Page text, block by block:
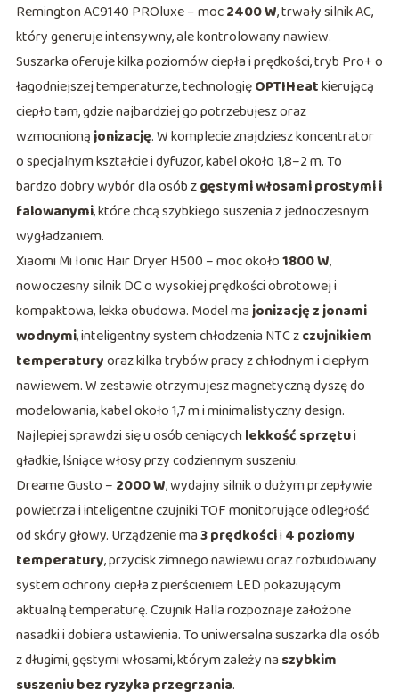
Remington AC9140 PROluxe – moc2400 W, trwały silnik AC,
który generuje intensywny, ale kontrolowany nawiew.
Suszarka oferuje kilka poziomów ciepła i prędkości, tryb Pro+ o
łagodniejszej temperaturze, technologięOPTIHeatkierującą
ciepło tam, gdzie najbardziej go potrzebujesz oraz
wzmocnionąjonizację. W komplecie znajdziesz koncentrator
o specjalnym kształcie i dyfuzor, kabel około 1,8–2 m. To
bardzo dobry wybór dla osób zgęstymi włosami prostymi i
falowanymi, które chcą szybkiego suszenia z jednoczesnym
wygładzaniem.
Xiaomi Mi Ionic Hair Dryer H500 – moc około1800 W,
nowoczesny silnik DC o wysokiej prędkości obrotowej i
kompaktowa, lekka obudowa. Model majonizację z jonami
wodnymi, inteligentny system chłodzenia NTC zczujnikiem
temperaturyoraz kilka trybów pracy z chłodnym i ciepłym
nawiewem. W zestawie otrzymujesz magnetyczną dyszę do
modelowania, kabel około 1,7 m i minimalistyczny design.
Najlepiej sprawdzi się u osób ceniącychlekkość sprzętui
gładkie, lśniące włosy przy codziennym suszeniu.
Dreame Gusto – 2000 W, wydajny silnik o dużym przepływie
powietrza i inteligentne czujniki TOF monitorujące odległość
od skóry głowy. Urządzenie ma3 prędkościi 4 poziomy
temperatury, przycisk zimnego nawiewu oraz rozbudowany
system ochrony ciepła z pierścieniem LED pokazującym
aktualną temperaturę. Czujnik Halla rozpoznaje założone
nasadki i dobiera ustawienia. To uniwersalna suszarka dla osób
z długimi, gęstymi włosami, którym zależy na szybkim
suszeniu bez ryzyka przegrzania.